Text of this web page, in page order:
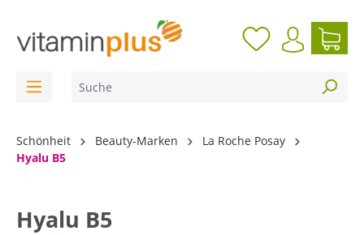
Schönheit Beauty-Marken
La Roche Posay
Hyalu B5
Hyalu B5